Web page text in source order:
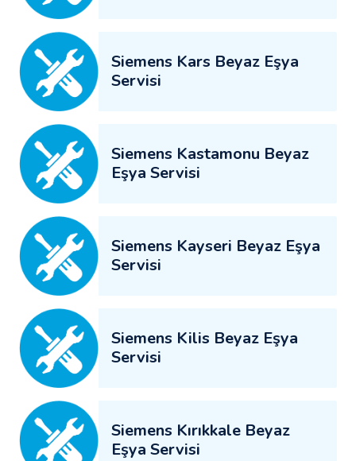
Siemens Kars Beyaz Eşya
Servisi
Siemens Kastamonu Beyaz
Eşya Servisi
Siemens Kayseri Beyaz Eşya
Servisi
Siemens Kilis Beyaz Eşya
Servisi
Siemens Kırıkkale Beyaz
Eşya Servisi